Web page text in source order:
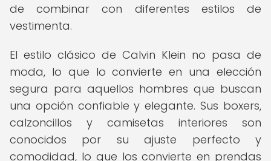
de combinar con diferentes estilos de
vestimenta.
El estilo clásico de Calvin Klein no pasa de
moda, lo que lo convierte en una elección
segura para aquellos hombres que buscan
una opción confiable y elegante. Sus boxers,
calzoncillos y camisetas interiores son
conocidos por su ajuste perfecto y
comodidad, lo que los convierte en prendas